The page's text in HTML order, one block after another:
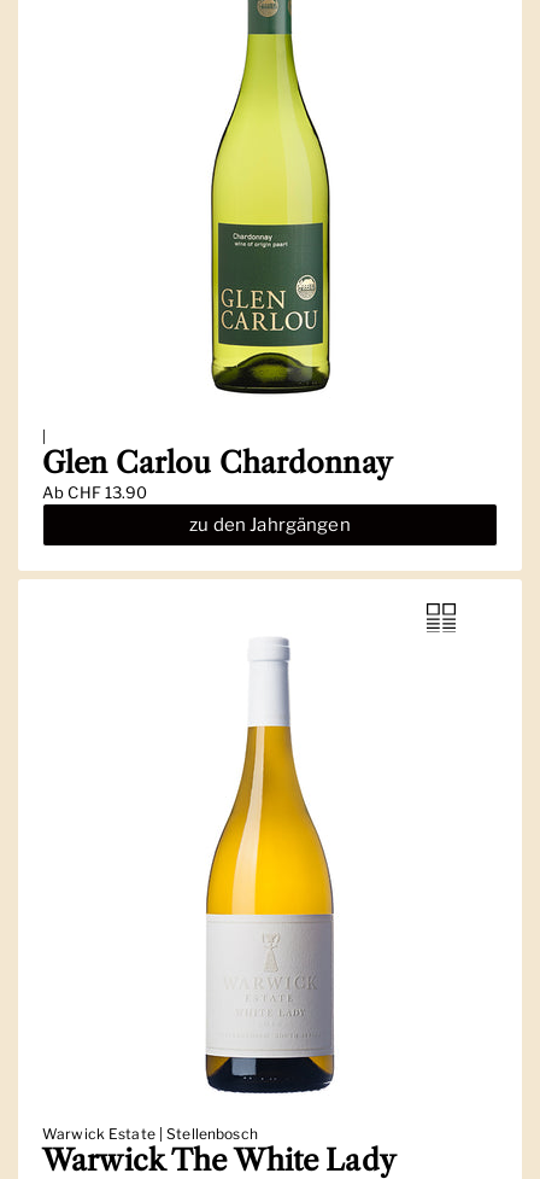
|
Glen Carlou Chardonnay
AbCHF 13.90
zu den Jahrgängen
Warwick Estate | Stellenbosch
Warwick The White Lady